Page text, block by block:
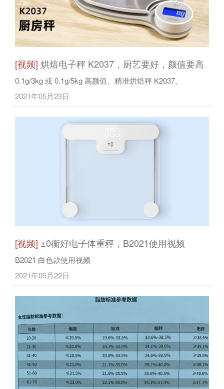
[视频] 烘焙电子秤 K2037，厨艺要好，颜值要高
0.1g/3kg 或 0.1g/5kg 高颜值、精准烘焙秤 K2037。
2021年05月23日
[视频] ±0衡好电子体重秤，B2021使用视频
B2021 白色款使用视频
2021年05月22日